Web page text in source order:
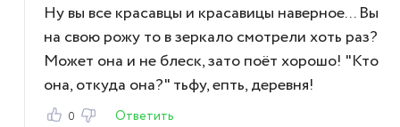
Ну вы все красавцы и красавицы наверное... Вы
на свою рожу то в зеркало смотрели хоть раз?
Может она и не блеск, зато поёт хорошо! "Кто
она, откуда она?" тьфу, епть, деревня!
0
Ответить